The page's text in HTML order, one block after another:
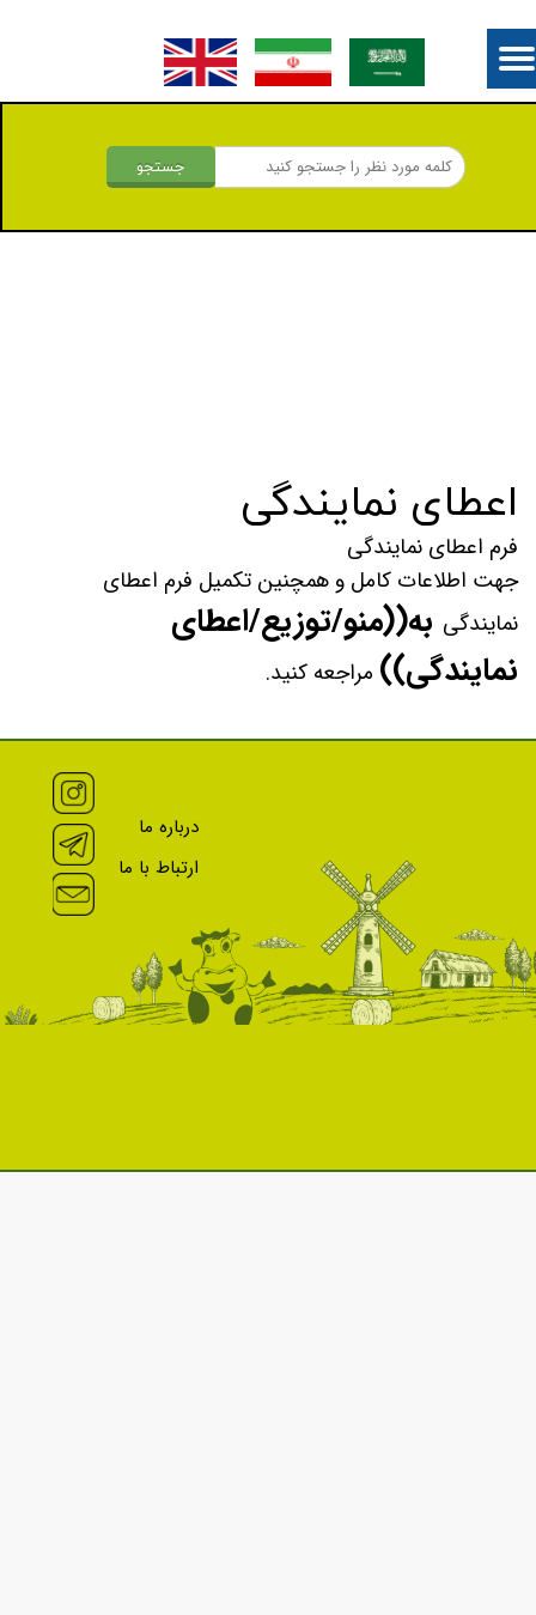
جستجو
اعطای نمایندگی
فرم اعطای نمایندگی
جهت اطلاعات کامل و همچنین تکمیل فرم اعطای
نمایندگی به((منو/توزیع/اعطای
نمایندگی)) مراجعه کنید.
درباره ما
ارتباط با ما